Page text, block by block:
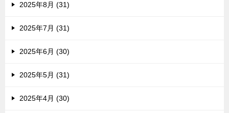
2025年8月 (31)
2025年7月 (31)
2025年6月 (30)
2025年5月 (31)
2025年4月 (30)